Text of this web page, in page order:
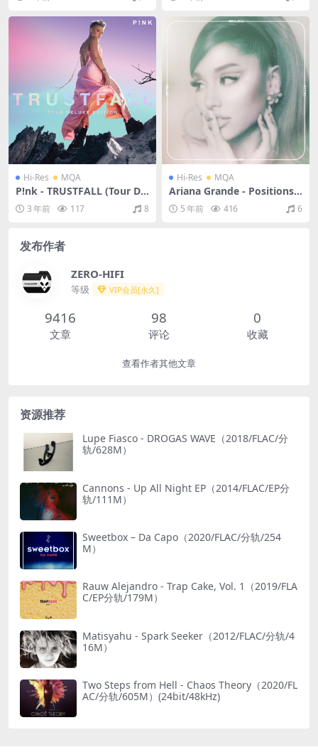
Hi-Res MQA
P!nk - TRUSTFALL (Tour Del
uxe Edition)（2023/FLAC/
分轨/908M）(MQA/24bit/4
3 年前 117 8
Hi-Res MQA
Ariana Grande - Positions
(Deluxe)（2021/FLAC/分轨/
613M）(MQA/24bit/44.1kH
5 年前 416 6
发布作者
ZERO-HIFI
等级 VIP会员[永久]
9416
文章
98
评论
0
收藏
查看作者其他文章
资源推荐
Lupe Fiasco - DROGAS WAVE（2018/FLAC/分
轨/628M）
Cannons - Up All Night EP（2014/FLAC/EP分
轨/111M）
Sweetbox – Da Capo（2020/FLAC/分轨/254
M）
Rauw Alejandro - Trap Cake, Vol. 1（2019/FLA
C/EP分轨/179M）
Matisyahu - Spark Seeker（2012/FLAC/分轨/4
16M）
Two Steps from Hell - Chaos Theory（2020/FL
AC/分轨/605M）(24bit/48kHz)